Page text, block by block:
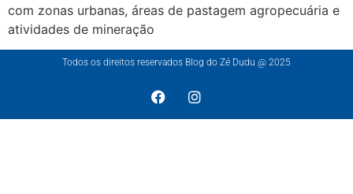
com zonas urbanas, áreas de pastagem agropecuária e
atividades de mineração
Todos os direitos reservados Blog do Zé Dudu @ 2025